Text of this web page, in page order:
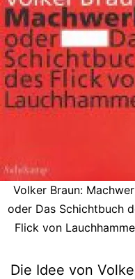
Volker Braun:
oder Das Schichtbuch
Flick von
Die Idee von